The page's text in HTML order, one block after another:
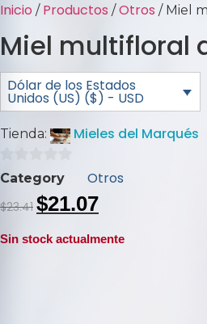
Inicio / Productos / Otros / Miel
Miel multifloral
Dólar de los Estados
Unidos (US) ($) - USD
Tienda: Mieles del Marqués
0
5
Category Otros
$23.41 $21.07
Sin stock actualmente